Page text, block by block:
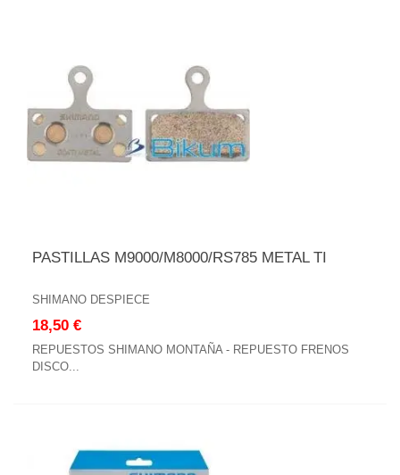
PASTILLAS M9000/M8000/RS785 METAL TI
SHIMANO DESPIECE
18,50 €
REPUESTOS SHIMANO MONTAÑA - REPUESTO FRENOS
DISCO...